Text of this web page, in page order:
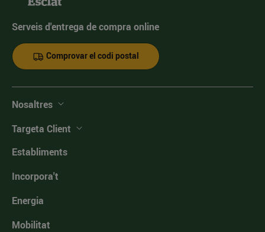
Serveis d'entrega de compra online
Comprovar el codi postal
Nosaltres
Targeta Client
Establiments
Incorpora't
Energia
Mobilitat